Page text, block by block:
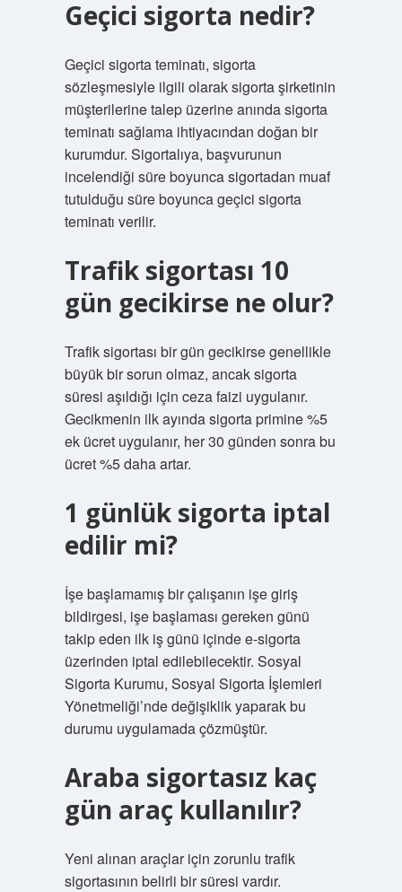
Geçici sigorta nedir?
Geçici sigorta teminatı, sigorta
sözleşmesiyle ilgili olarak sigorta şirketinin
müşterilerine talep üzerine anında sigorta
teminatı sağlama ihtiyacından doğan bir
kurumdur. Sigortalıya, başvurunun
incelendiği süre boyunca sigortadan muaf
tutulduğu süre boyunca geçici sigorta
teminatı verilir.
Trafik sigortası 10
gün gecikirse ne olur?
Trafik sigortası bir gün gecikirse genellikle
büyük bir sorun olmaz, ancak sigorta
süresi aşıldığı için ceza faizi uygulanır.
Gecikmenin ilk ayında sigorta primine %5
ek ücret uygulanır, her 30 günden sonra bu
ücret %5 daha artar.
1 günlük sigorta iptal
edilir mi?
İşe başlamamış bir çalışanın işe giriş
bildirgesi, işe başlaması gereken günü
takip eden ilk iş günü içinde e-sigorta
üzerinden iptal edilebilecektir. Sosyal
Sigorta Kurumu, Sosyal Sigorta İşlemleri
Yönetmeliği’nde değişiklik yaparak bu
durumu uygulamada çözmüştür.
Araba sigortasız kaç
gün araç kullanılır?
Yeni alınan araçlar için zorunlu trafik
sigortasının belirli bir süresi vardır.